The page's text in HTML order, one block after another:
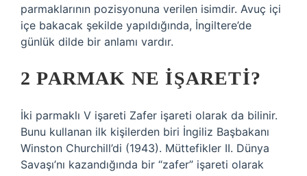
parmaklarının pozisyonuna verilen isimdir. Avuç içi
içe bakacak şekilde yapıldığında, İngiltere’de
günlük dilde bir anlamı vardır.
2 PARMAK NE IŞARETI?
İki parmaklı V işareti Zafer işareti olarak da bilinir.
Bunu kullanan ilk kişilerden biri İngiliz Başbakanı
Winston Churchill’di (1943). Müttefikler II. Dünya
Savaşı’nı kazandığında bir “zafer” işareti olarak